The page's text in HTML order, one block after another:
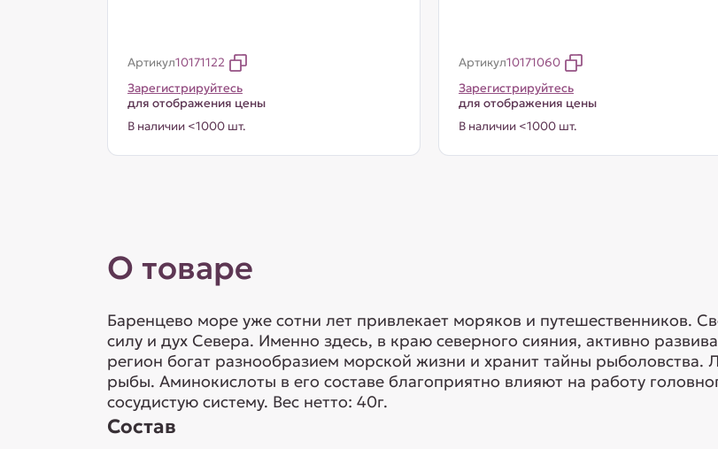
Артикул10171122
Зарегистрируйтесь
для отображения цены
В наличии <1000 шт.
Артикул10171060
Зарегистрируйтесь
для отображения цены
В наличии <1000 шт.
О товаре
Баренцево море уже сотни лет привлекает моряков и путешественников.
силу и дух Севера. Именно здесь, в краю северного сияния, активно
регион богат разнообразием морской жизни и хранит тайны рыболовства.
рыбы. Аминокислоты в его составе благоприятно влияют на работу
сосудистую систему. Вес нетто: 40г.
Состав